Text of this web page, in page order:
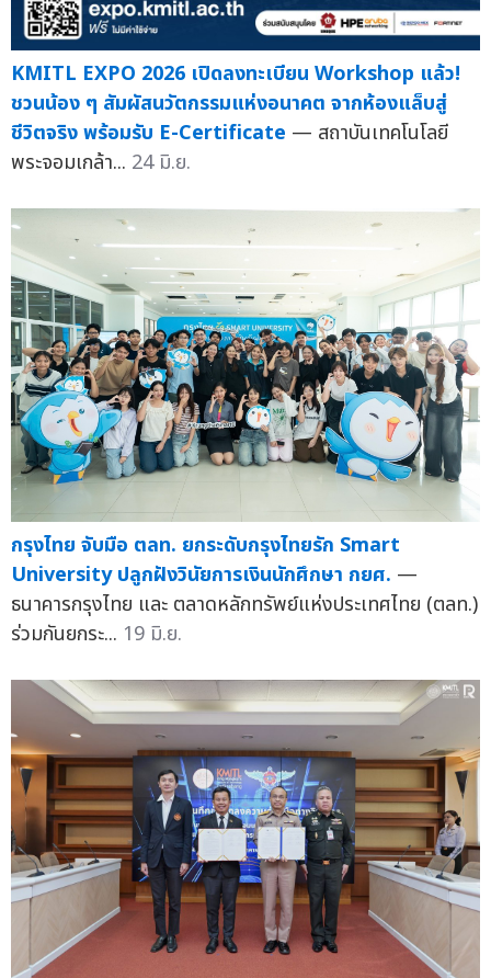
KMITL EXPO 2026 เปิดลงทะเบียน Workshop แล้ว!
ชวนน้อง ๆ สัมผัสนวัตกรรมแห่งอนาคต จากห้องแล็บสู่
ชีวิตจริง พร้อมรับ E-Certificate — สถาบันเทคโนโลยี
พระจอมเกล้า... 24 มิ.ย.
กรุงไทย จับมือ ตลท. ยกระดับกรุงไทยรัก Smart
University ปลูกฝังวินัยการเงินนักศึกษา กยศ. —
ธนาคารกรุงไทย และ ตลาดหลักทรัพย์แห่งประเทศไทย (ตลท.)
ร่วมกันยกระ... 19 มิ.ย.